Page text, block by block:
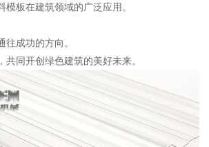
模板在建筑领域的广泛应用。
往成功的方向。
共同开创绿色建筑的美好未来。